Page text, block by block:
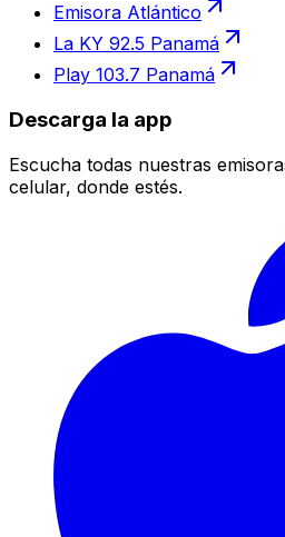
Emisora Atlántico
La KY 92.5 Panamá
Play 103.7 Panamá
Descarga la app
Escucha todas nuestras
celular, donde estés.